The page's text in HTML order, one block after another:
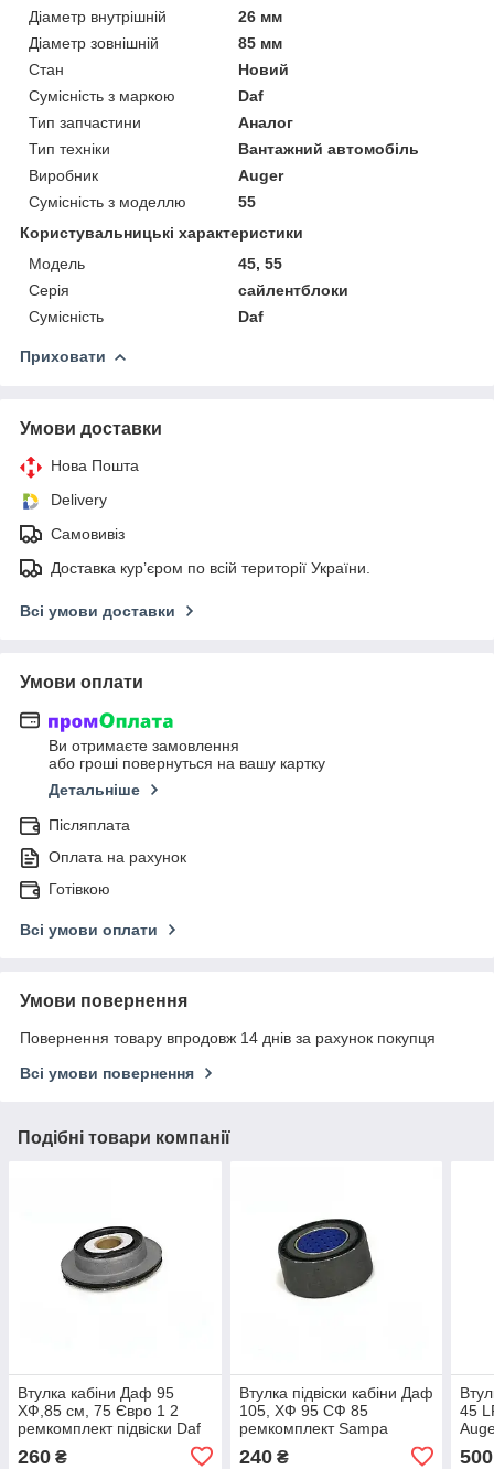
Діаметр внутрішній
26 мм
Діаметр зовнішній
85 мм
Стан
Новий
Сумісність з маркою
Daf
Тип запчастини
Аналог
Тип техніки
Вантажний автомобіль
Виробник
Auger
Сумісність з моделлю
55
Користувальницькі характеристики
Мoдель
45, 55
Серія
сайлентблоки
Сумісність
Daf
Приховати
Умови доставки
Нова Пошта
Delivery
Самовивіз
Доставка кур’єром по всій території України.
Всі умови доставки
Умови оплати
Ви отримаєте замовлення
або гроші повернуться на вашу картку
Детальніше
Післяплата
Оплата на рахунок
Готівкою
Всі умови оплати
Умови повернення
Повернення товару впродовж 14 днів за рахунок покупця
Всі умови повернення
Подібні товари компанії
Втулка кабіни Даф 95
ХФ,85 см, 75 Євро 1 2
ремкомплект підвіски Daf
260 ₴
Втулка підвіски кабіни Даф
105, ХФ 95 СФ 85
ремкомплект Sampa
240₴
45
500